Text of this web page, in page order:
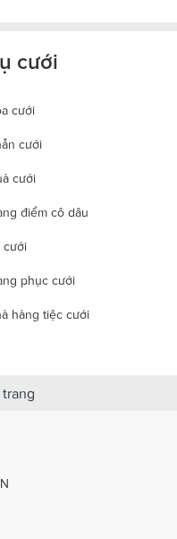
cưới
cưới
cưới
cưới
điểm cô dâu
cưới
phục cưới
hàng tiệc cưới